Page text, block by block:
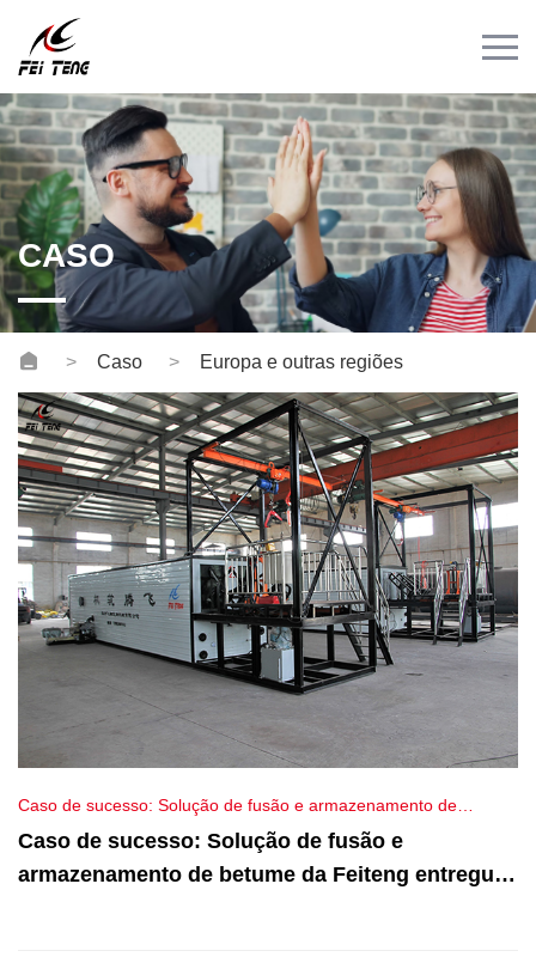
PRODUTO
CASO
NOTÍCIAS
CONTACTO
Vídeos
CASO
Caso Europa e outras regiões
Caso de sucesso: Solução de fusão e armazenamento de
betume da Feiteng entregue à Rússia
Caso de sucesso: Solução de fusão e
armazenamento de betume da Feiteng entregue